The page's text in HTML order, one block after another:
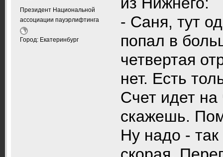
Президент Национальной
ассоциации пауэрлифтинга
Город: Екатеринбург
- Саня, тут
попал в
четвертая
нет. Есть
Счет идет на
скажешь.
Ну надо -